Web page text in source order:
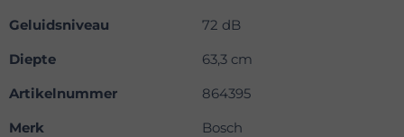
Geluidsniveau
72 dB
Diepte
63,3 cm
Artikelnummer
864395
Merk
Bosch